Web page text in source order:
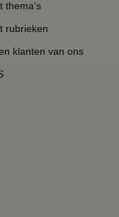
thema's
rubrieken
klanten van ons